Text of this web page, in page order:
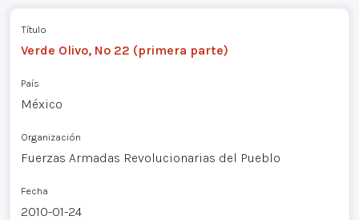
Título
Verde Olivo, Nº 22 (primera parte)
País
México
Organización
Fuerzas Armadas Revolucionarias del Pueblo
Fecha
2010-01-24